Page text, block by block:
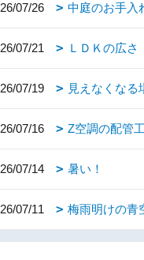
26/07/26 中庭のお手入
26/07/21 ＬＤＫの広さ
26/07/19 見えなくなる
26/07/16 Z空調の配管
26/07/14 暑い！
26/07/11 梅雨明けの青